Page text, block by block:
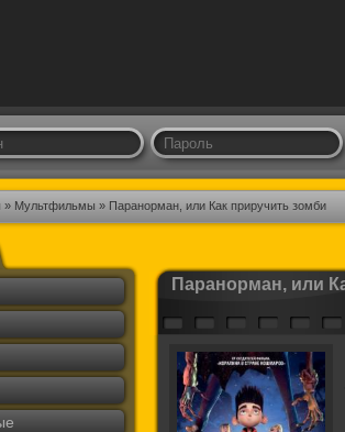
» Мультфильмы » Паранорман, или Как приручить зомби
Паранорман, или